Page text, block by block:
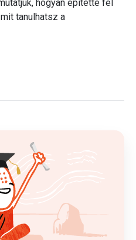
hogyan építette fel
tanulhatsz a